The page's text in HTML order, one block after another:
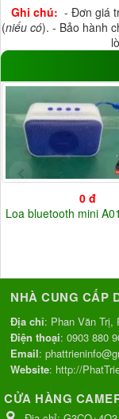
5V(33)
Ghi chú: - Đơn giá
(niếu có). - Bảo hành
0 đ
Loa bluetooth mini
NHÀ CUNG CẤP
Địa chỉ: Phan Văn Trị,
Điện thoại: 0903 880
Email:
Website: http://
CỬA HÀNG